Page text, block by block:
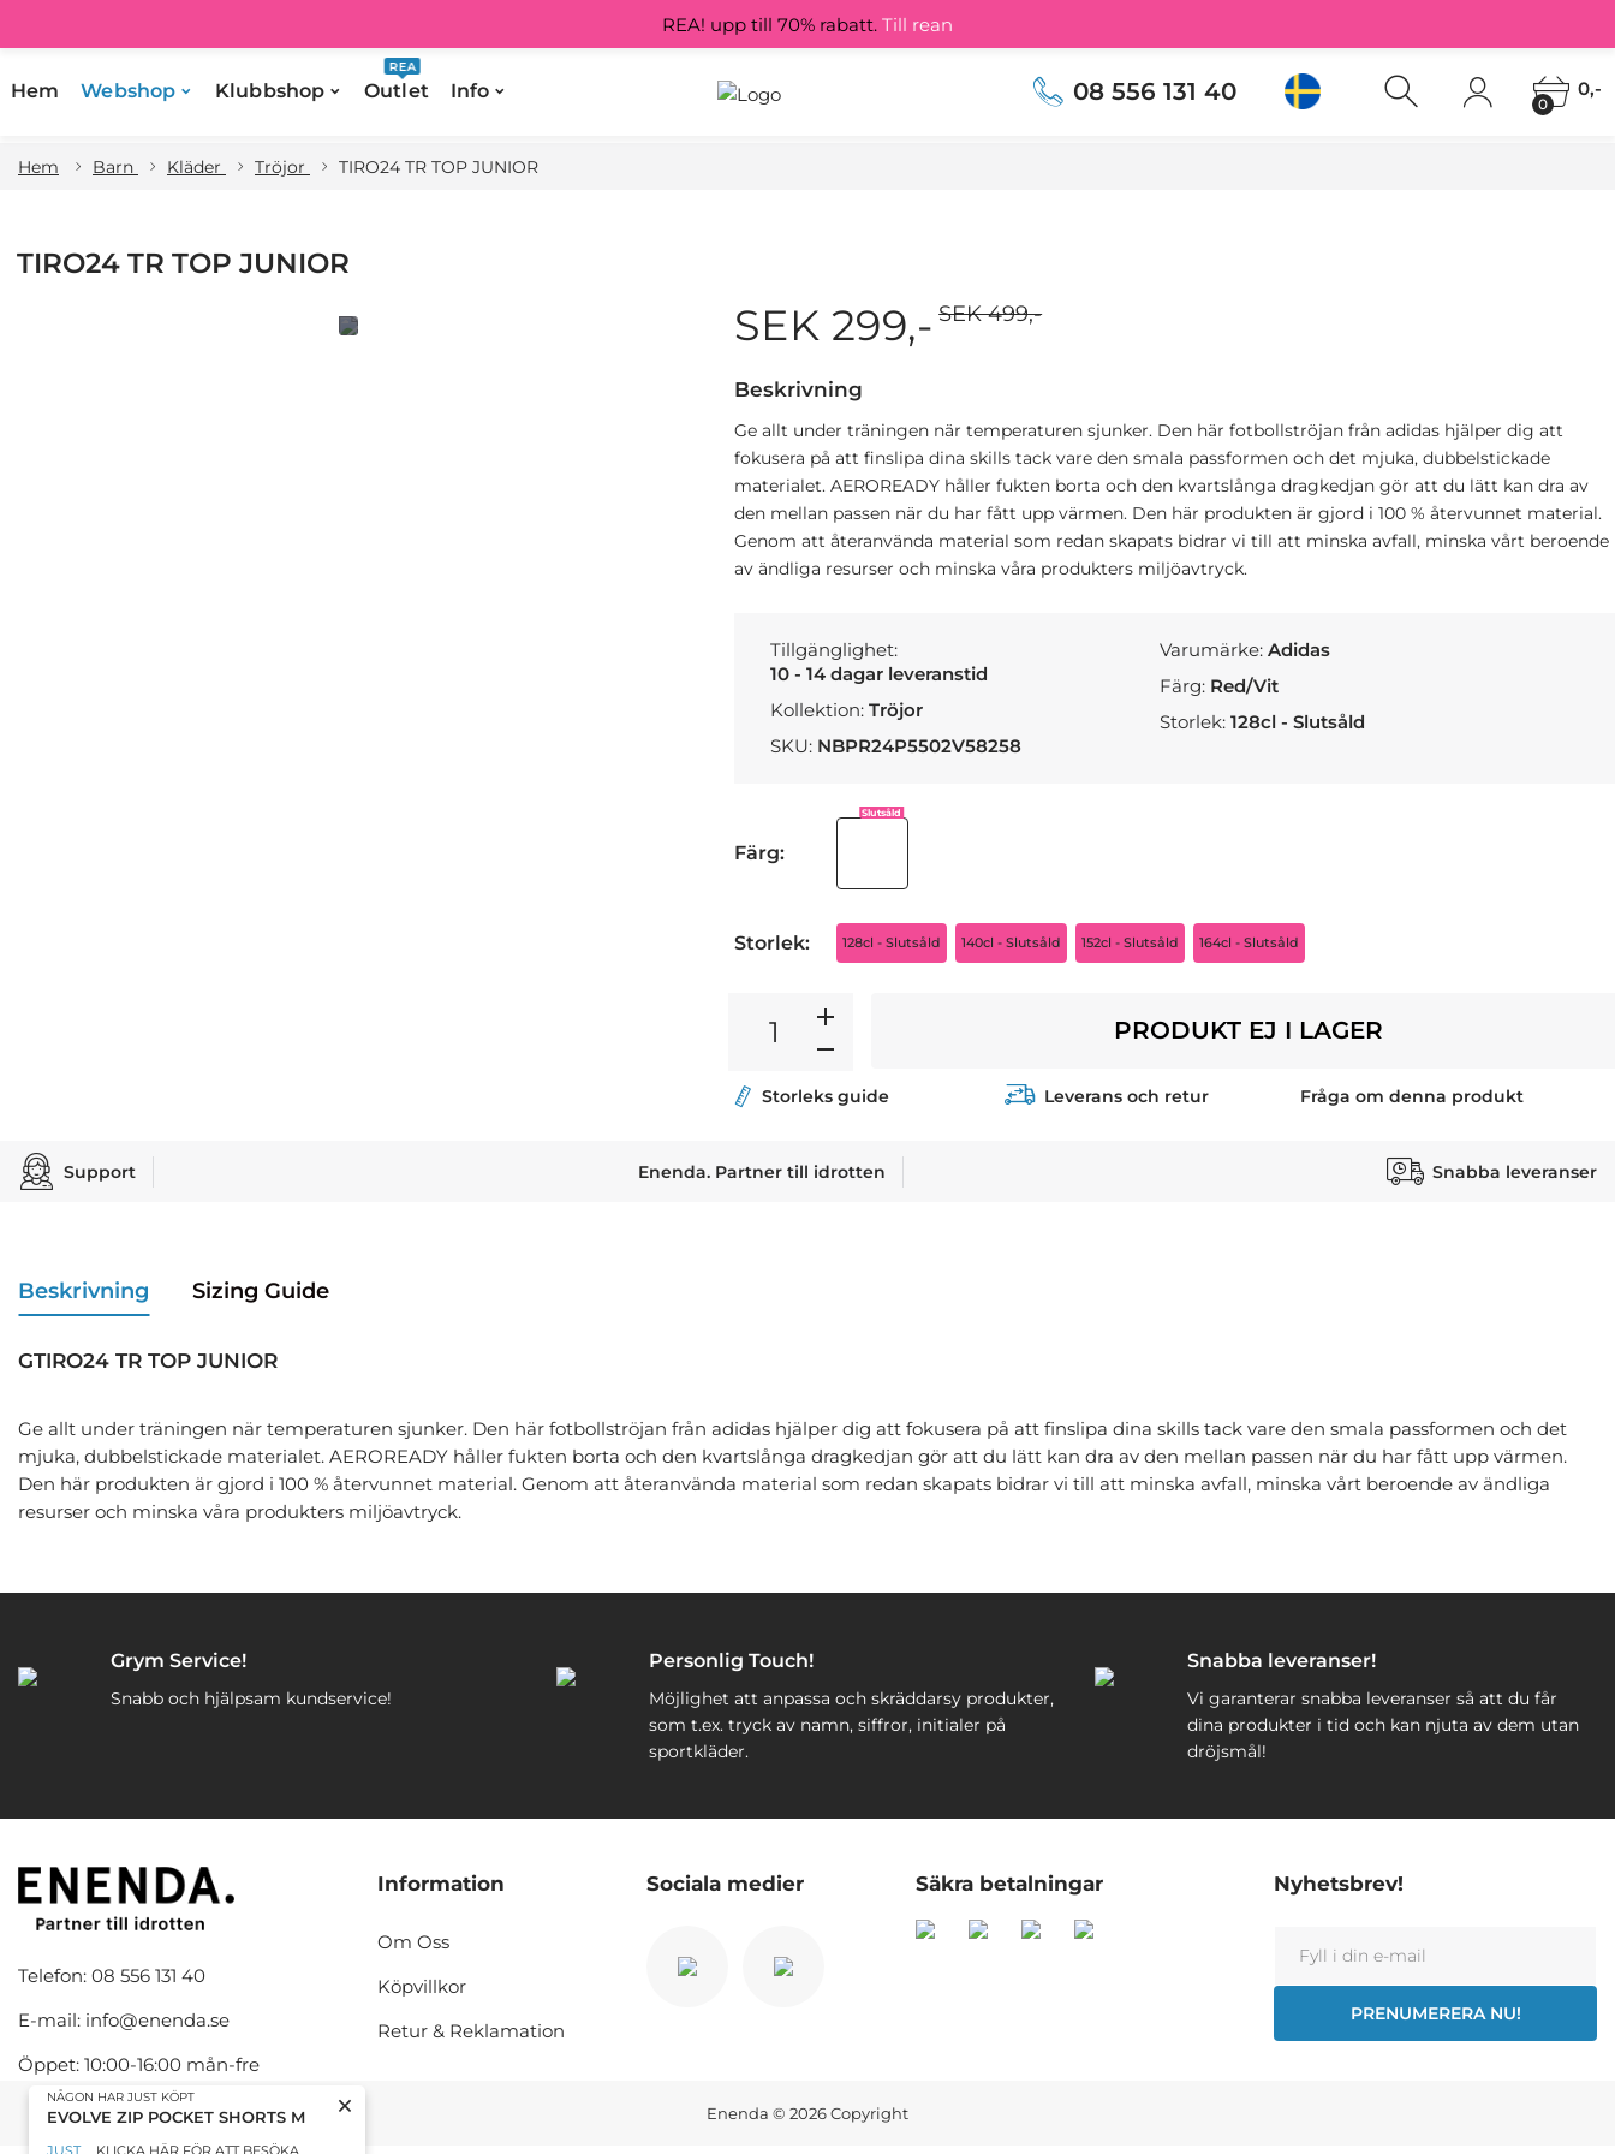
Hem Webshop Klubbshop Outlet
REA
Info 08 556 131 40 0
0,-
REA! upp till 70% rabatt. Till rean
Hem Barn Kläder Tröjor TIRO24 TR TOP JUNIOR
TIRO24 TR TOP JUNIOR
SEK 299,- SEK 499,-
Beskrivning
Ge allt under träningen när temperaturen sjunker. Den här fotbollströjan från adidas hjälper dig att
fokusera på att finslipa dina skills tack vare den smala passformen och det mjuka, dubbelstickade
materialet. AEROREADY håller fukten borta och den kvartslånga dragkedjan gör att du lätt kan dra av
den mellan passen när du har fått upp värmen. Den här produkten är gjord i 100 % återvunnet material.
Genom att återanvända material som redan skapats bidrar vi till att minska avfall, minska vårt beroende
av ändliga resurser och minska våra produkters miljöavtryck.
Tillgänglighet:
10 - 14 dagar leveranstid
Kollektion: Tröjor
SKU: NBPR24P5502V58258
Varumärke:Adidas
Färg: Red/Vit
Storlek:128cl - Slutsåld
Färg:
Slutsåld
Storlek: 128cl - Slutsåld 140cl - Slutsåld 152cl - Slutsåld 164cl - Slutsåld
PRODUKT EJ I LAGER
Storleks guide Leverans och retur Fråga om denna produkt
Support Enenda. Partner till idrotten Snabba leveranser
Beskrivning Sizing Guide
GTIRO24 TR TOP JUNIOR
Ge allt under träningen när temperaturen sjunker. Den här fotbollströjan från adidas hjälper dig att fokusera på att finslipa dina skills tack vare den smala passformen och det
mjuka, dubbelstickade materialet. AEROREADY håller fukten borta och den kvartslånga dragkedjan gör att du lätt kan dra av den mellan passen när du har fått upp värmen.
Den här produkten är gjord i 100 % återvunnet material. Genom att återanvända material som redan skapats bidrar vi till att minska avfall, minska vårt beroende av ändliga
resurser och minska våra produkters miljöavtryck.
Grym Service!
Snabb och hjälpsam kundservice!
Personlig Touch!
Möjlighet att anpassa och skräddarsy produkter,
som t.ex. tryck av namn, siffror, initialer på
sportkläder.
Snabba leveranser!
Vi garanterar snabba leveranser så att du får
dina produkter i tid och kan njuta av dem utan
dröjsmål!
Telefon: 08 556 131 40
E-mail: info@enenda.se
Öppet: 10:00-16:00 mån-fre
Information
Om Oss
Köpvillkor
Retur & Reklamation
Sociala medier Säkra betalningar Nyhetsbrev!
PRENUMERERA NU!
Enenda © 2026 Copyright
NÅGON HAR JUST KÖPT
EVOLVE ZIP POCKET SHORTS M
JUST KLICKA HÄR FÖR ATT BESÖKA